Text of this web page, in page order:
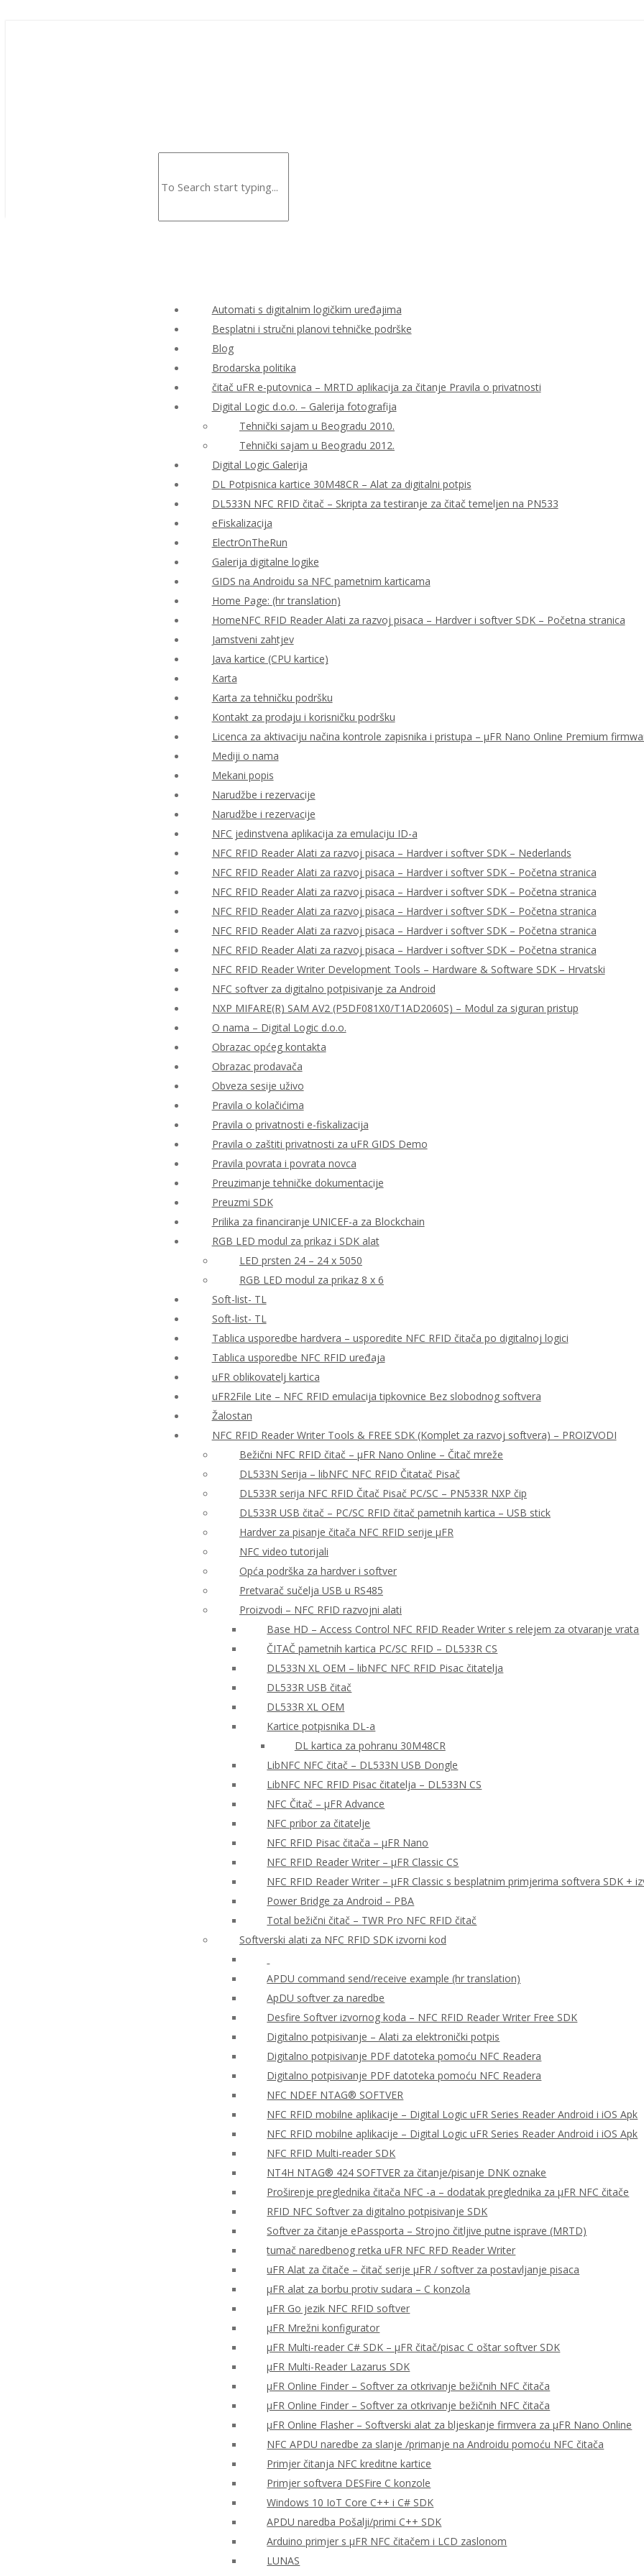
Automati s digitalnim logičkim uređajima
Besplatni i stručni planovi tehničke podrške
Blog
Brodarska politika
čitač uFR e-putovnica – MRTD aplikacija za čitanje Pravila o privatnosti
Digital Logic d.o.o. – Galerija fotografija
Tehnički sajam u Beogradu 2010.
Tehnički sajam u Beogradu 2012.
Digital Logic Galerija
DL Potpisnica kartice 30M48CR – Alat za digitalni potpis
DL533N NFC RFID čitač – Skripta za testiranje za čitač temeljen na PN533
eFiskalizacija
ElectrOnTheRun
Galerija digitalne logike
GIDS na Androidu sa NFC pametnim karticama
Home Page: (hr translation)
HomeNFC RFID Reader Alati za razvoj pisaca – Hardver i softver SDK – Početna stranica
Jamstveni zahtjev
Java kartice (CPU kartice)
Karta
Karta za tehničku podršku
Kontakt za prodaju i korisničku podršku
Licenca za aktivaciju načina kontrole zapisnika i pristupa – μFR Nano Online Premium
Mediji o nama
Mekani popis
Narudžbe i rezervacije
Narudžbe i rezervacije
NFC jedinstvena aplikacija za emulaciju ID-a
NFC RFID Reader Alati za razvoj pisaca – Hardver i softver SDK – Nederlands
NFC RFID Reader Alati za razvoj pisaca – Hardver i softver SDK – Početna stranica
NFC RFID Reader Alati za razvoj pisaca – Hardver i softver SDK – Početna stranica
NFC RFID Reader Alati za razvoj pisaca – Hardver i softver SDK – Početna stranica
NFC RFID Reader Alati za razvoj pisaca – Hardver i softver SDK – Početna stranica
NFC RFID Reader Alati za razvoj pisaca – Hardver i softver SDK – Početna stranica
NFC RFID Reader Writer Development Tools – Hardware & Software SDK – Hrvatski
NFC softver za digitalno potpisivanje za Android
NXP MIFARE(R) SAM AV2 (P5DF081X0/T1AD2060S) – Modul za siguran pristup
O nama – Digital Logic d.o.o.
Obrazac općeg kontakta
Obrazac prodavača
Obveza sesije uživo
Pravila o kolačićima
Pravila o privatnosti e-fiskalizacija
Pravila o zaštiti privatnosti za uFR GIDS Demo
Pravila povrata i povrata novca
Preuzimanje tehničke dokumentacije
Preuzmi SDK
Prilika za financiranje UNICEF-a za Blockchain
RGB LED modul za prikaz i SDK alat
LED prsten 24 – 24 x 5050
RGB LED modul za prikaz 8 x 6
Soft-list- TL
Soft-list- TL
Tablica usporedbe hardvera – usporedite NFC RFID čitača po digitalnoj logici
Tablica usporedbe NFC RFID uređaja
uFR oblikovatelj kartica
uFR2File Lite – NFC RFID emulacija tipkovnice Bez slobodnog softvera
Žalostan
NFC RFID Reader Writer Tools & FREE SDK (Komplet za razvoj softvera) – PROIZVODI
Bežični NFC RFID čitač – μFR Nano Online – Čitač mreže
DL533N Serija – libNFC NFC RFID Čitatač Pisač
DL533R serija NFC RFID Čitač Pisač PC/SC – PN533R NXP čip
DL533R USB čitač – PC/SC RFID čitač pametnih kartica – USB stick
Hardver za pisanje čitača NFC RFID serije μFR
NFC video tutorijali
Opća podrška za hardver i softver
Pretvarač sučelja USB u RS485
Proizvodi – NFC RFID razvojni alati
Base HD – Access Control NFC RFID Reader Writer s relejem za otvaranje vrata
ČITAČ pametnih kartica PC/SC RFID – DL533R CS
DL533N XL OEM – libNFC NFC RFID Pisac čitatelja
DL533R USB čitač
DL533R XL OEM
Kartice potpisnika DL-a
DL kartica za pohranu 30M48CR
LibNFC NFC čitač – DL533N USB Dongle
LibNFC NFC RFID Pisac čitatelja – DL533N CS
NFC Čitač – μFR Advance
NFC pribor za čitatelje
NFC RFID Pisac čitača – μFR Nano
NFC RFID Reader Writer – μFR Classic CS
NFC RFID Reader Writer – μFR Classic s besplatnim primjerima softvera SDK +
Power Bridge za Android – PBA
Total bežični čitač – TWR Pro NFC RFID čitač
Softverski alati za NFC RFID SDK izvorni kod
APDU command send/receive example (hr translation)
ApDU softver za naredbe
Desfire Softver izvornog koda – NFC RFID Reader Writer Free SDK
Digitalno potpisivanje – Alati za elektronički potpis
Digitalno potpisivanje PDF datoteka pomoću NFC Readera
Digitalno potpisivanje PDF datoteka pomoću NFC Readera
NFC NDEF NTAG® SOFTVER
NFC RFID mobilne aplikacije – Digital Logic uFR Series Reader Android i iOS Apk
NFC RFID mobilne aplikacije – Digital Logic uFR Series Reader Android i iOS Apk
NFC RFID Multi-reader SDK
NT4H NTAG® 424 SOFTVER za čitanje/pisanje DNK oznake
Proširenje preglednika čitača NFC -a – dodatak preglednika za μFR NFC čitače
RFID NFC Softver za digitalno potpisivanje SDK
Softver za čitanje ePassporta – Strojno čitljive putne isprave (MRTD)
tumač naredbenog retka uFR NFC RFD Reader Writer
uFR Alat za čitače – čitač serije μFR / softver za postavljanje pisaca
μFR alat za borbu protiv sudara – C konzola
μFR Go jezik NFC RFID softver
μFR Mrežni konfigurator
μFR Multi-reader C# SDK – μFR čitač/pisac C oštar softver SDK
μFR Multi-Reader Lazarus SDK
μFR Online Finder – Softver za otkrivanje bežičnih NFC čitača
μFR Online Finder – Softver za otkrivanje bežičnih NFC čitača
μFR Online Flasher – Softverski alat za bljeskanje firmvera za μFR Nano Online
NFC APDU naredbe za slanje /primanje na Androidu pomoću NFC čitača
Primjer čitanja NFC kreditne kartice
Primjer softvera DESFire C konzole
Windows 10 IoT Core C++ i C# SDK
APDU naredba Pošalji/primi C++ SDK
Arduino primjer s μFR NFC čitačem i LCD zaslonom
LUNAS